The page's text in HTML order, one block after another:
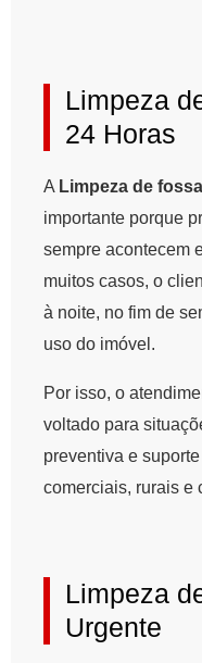
Limpeza
24 Horas
A Limpeza de
importante porque
sempre acontecem
muitos casos, o
à noite, no fim de
uso do imóvel.
Por isso, o
voltado para
preventiva e
comerciais, rurais e
Limpeza
Urgente